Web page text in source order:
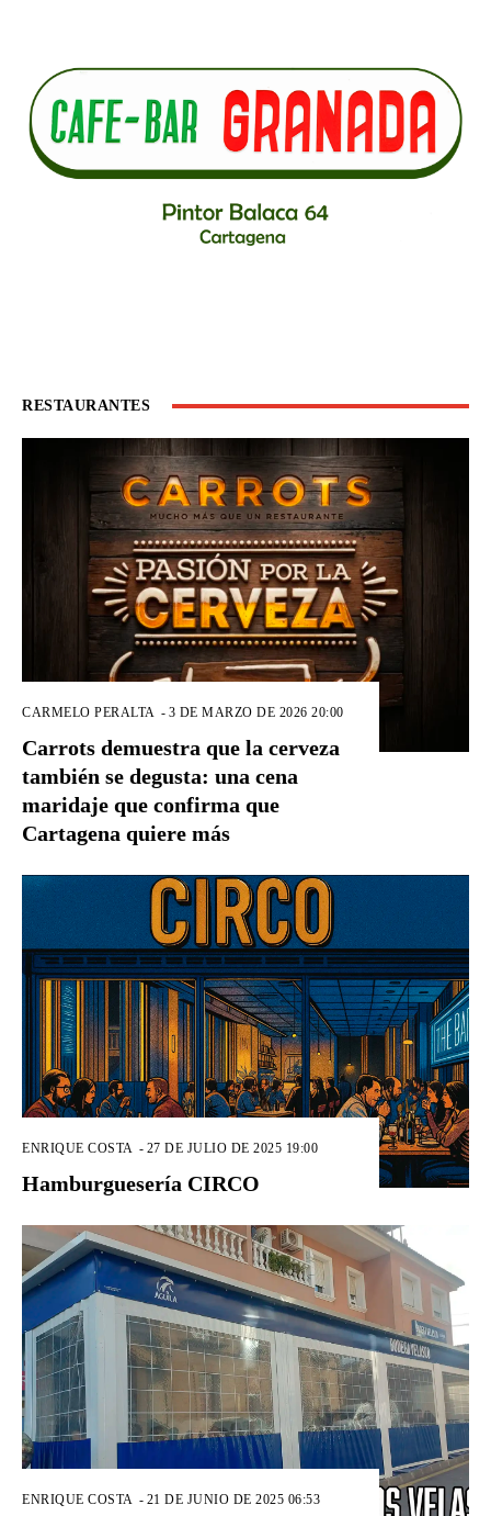
RESTAURANTES
CARMELO PERALTA - 3 DE MARZO DE 2026 20:00
Carrots demuestra que la cerveza
también se degusta: una cena
maridaje que confirma que
Cartagena quiere más
ENRIQUE COSTA - 27 DE JULIO DE 2025 19:00
Hamburguesería CIRCO
ENRIQUE COSTA - 21 DE JUNIO DE 2025 06:53